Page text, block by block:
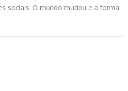
sociais. O mundo mudou e a forma